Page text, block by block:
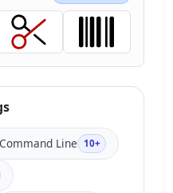
Command Line 10+